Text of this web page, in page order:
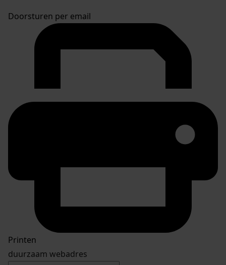
Doorsturen per email
Printen
duurzaam webadres